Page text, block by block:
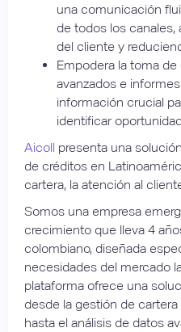
una comunicación
de todos los
del cliente y
Empodera la toma
avanzados e
información crucial
identificar
Aicoll presenta una
de créditos en
cartera, la atención al
Somos una empresa
crecimiento que lleva 4
colombiano, diseñada
necesidades del mercado
plataforma ofrece una
desde la gestión de
hasta el análisis de datos